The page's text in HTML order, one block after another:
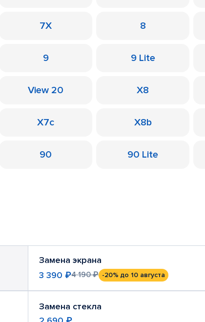
7X 8
9 9 Lite
View 20 X8
X7c X8b
90 90 Lite
Замена экрана
3 390 ₽4 190 ₽ -20% до 10 августа
Замена стекла